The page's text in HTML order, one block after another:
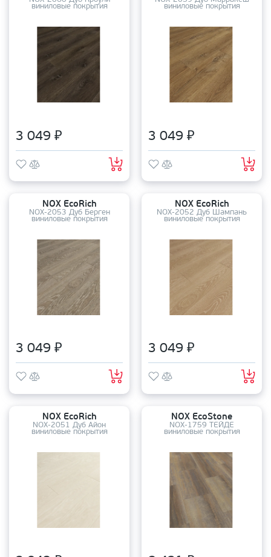
виниловые покрытия
3 049 ₽
виниловые покрытия
3 049 ₽
NOX EcoRich
NOX-2053 Дуб Берген
виниловые покрытия
3 049 ₽
NOX EcoRich
NOX-2052 Дуб Шампань
виниловые покрытия
3 049 ₽
NOX EcoRich
NOX-2051 Дуб Айон
виниловые покрытия
NOX EcoStone
NOX-1759 ТЕЙДЕ
виниловые покрытия